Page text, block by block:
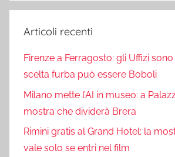
Articoli recenti
Firenze a Ferragosto: gli Uffizi
scelta furba può essere Boboli
Milano mette l’AI in museo: a
mostra che dividerà Brera
Rimini gratis al Grand Hotel: la
vale solo se entri nel film